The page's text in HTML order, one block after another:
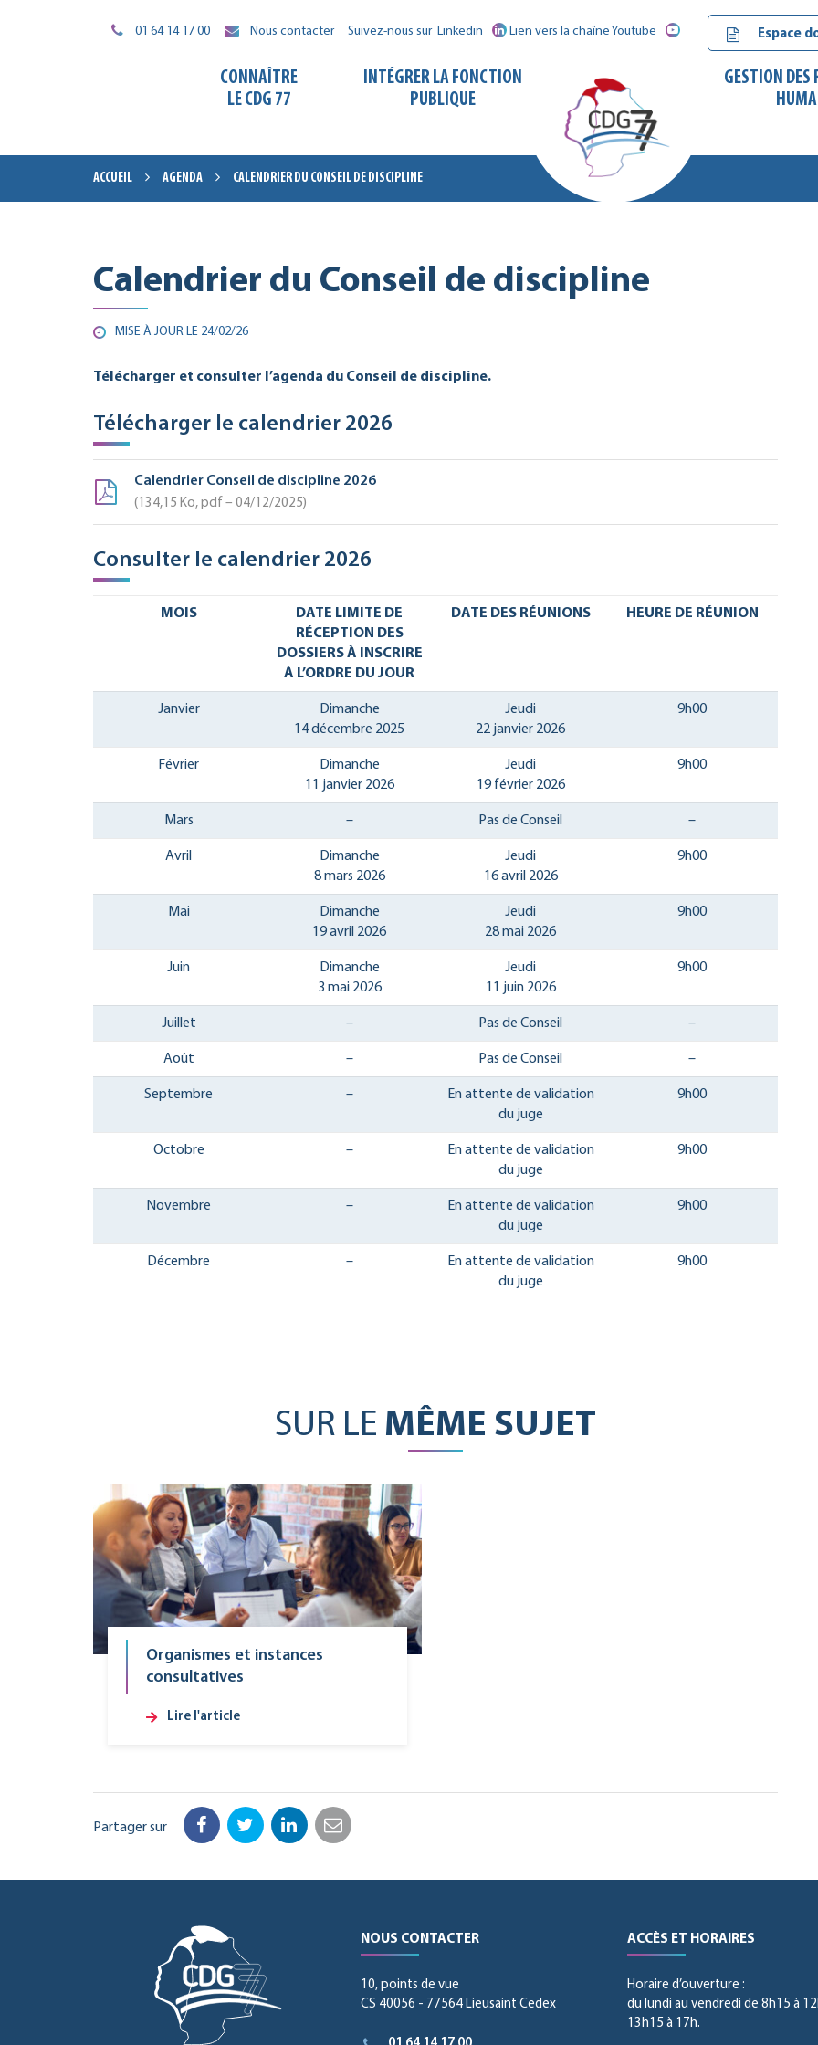
01 64 14 17 00 Nous contacter Suivez-nous sur Linkedin Lien vers la chaîne Youtube Espace
CDG
CONNAÎTRE
LE CDG 77
INTÉGRER LA FONCTION
PUBLIQUE
GESTION DES
ACCUEIL AGENDA CALENDRIER DU CONSEIL DE DISCIPLINE
Calendrier du Conseil de discipline
MISE À JOUR LE 24/02/26
Télécharger et consulter l’agenda du Conseil de discipline.
Télécharger le calendrier 2026
Calendrier Conseil de discipline 2026
134,15 Ko, pdf – 04/12/2025
Consulter le calendrier 2026
MOIS
DATE LIMITE DE
RÉCEPTION DES
DOSSIERS À INSCRIRE
À L’ORDRE DU JOUR
DATE DES RÉUNIONS HEURE DE RÉUNION
Janvier
Dimanche
14 décembre 2025
Jeudi
22 janvier 2026
9h00
Février
Dimanche
11 janvier 2026
Jeudi
19 février 2026
9h00
Mars – Pas de Conseil –
Avril
Dimanche
8 mars 2026
Jeudi
16 avril 2026
9h00
Mai
Dimanche
19 avril 2026
Jeudi
28 mai 2026
9h00
Juin
Dimanche
3 mai 2026
Jeudi
11 juin 2026
9h00
Juillet – Pas de Conseil –
Août – Pas de Conseil –
Septembre –
En attente de validation
du juge
9h00
Octobre –
En attente de validation
du juge
9h00
Novembre –
En attente de validation
du juge
9h00
Décembre –
En attente de validation
du juge
9h00
SUR LE MÊME SUJET
Organismes et instances
consultatives
Lire l'article
Partager sur Facebook
TwitterLinkedIn
Email
NOUS CONTACTER
10, points de vue
CS 40056 - 77564 Lieusaint Cedex
ACCÈS ET HORAIRES
Horaire d’ouverture :
du lundi au vendredi de 8h15 à
13h15 à 17h.